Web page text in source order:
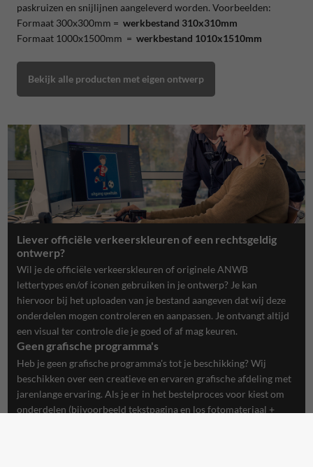
paskruizen en snijlijnen aangeleverd worden. Voorbeelden:
Formaat 300x300mm = werkbestand 310x310mm
Formaat 1000x1500mm = werkbestand 1010x1510mm
Bekijk alle producten met eigen ontwerp
Liever officiële verkeerskleuren of een rechtsgeldig
ontwerp?
Wil je de officiële verkeerskleuren of originele ANWB
lettertypes en/of iconen gebruiken in je ontwerp? Je kan
hiervoor bij het uploaden van je bestand aangeven dat wij deze
onderdelen mogen controleren en aanpassen. Je ontvangt altijd
een visual ter controle die je goed of af mag keuren.
Geen grafische programma's
Heb je geen grafische programma's tot je beschikking? Wij
beschikken over een creatieve en ervaren grafische afdeling met
jarenlange ervaring. Als je er in het bestelproces voor kiest om
onderdelen (bijvoorbeeld tekstpagina en los fotomateriaal +